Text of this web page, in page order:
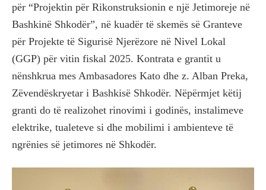
për “Projektin për Rikonstruksionin e një Jetimoreje në
Bashkinë Shkodër”, në kuadër të skemës së Granteve
për Projekte të Sigurisë Njerëzore në Nivel Lokal
(GGP) për vitin fiskal 2025. Kontrata e grantit u
nënshkrua mes Ambasadores Kato dhe z. Alban Preka,
Zëvendëskryetar i Bashkisë Shkodër. Nëpërmjet këtij
granti do të realizohet rinovimi i godinës, instalimeve
elektrike, tualeteve si dhe mobilimi i ambienteve të
ngrënies së jetimores në Shkodër.